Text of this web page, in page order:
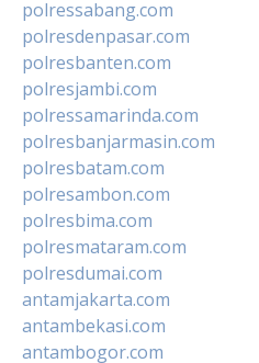
polressabang.com
polresdenpasar.com
polresbanten.com
polresjambi.com
polressamarinda.com
polresbanjarmasin.com
polresbatam.com
polresambon.com
polresbima.com
polresmataram.com
polresdumai.com
antamjakarta.com
antambekasi.com
antambogor.com